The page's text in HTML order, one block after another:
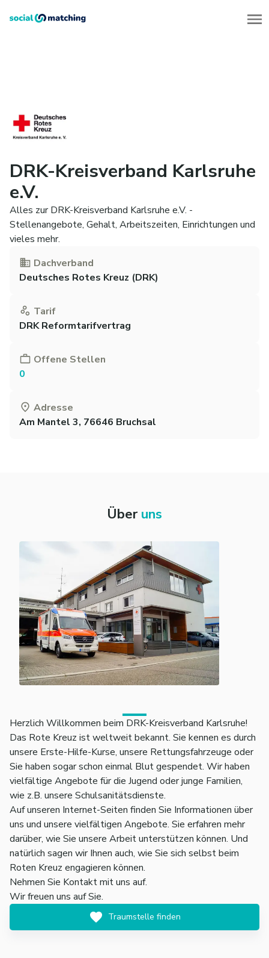
DRK-Kreisverband Karlsruhe
e.V.
Alles zur DRK-Kreisverband Karlsruhe e.V. -
Stellenangebote, Gehalt, Arbeitszeiten, Einrichtungen und
vieles mehr.
Dachverband
Deutsches Rotes Kreuz (DRK)
Tarif
DRK Reformtarifvertrag
Offene Stellen
0
Adresse
Am Mantel 3, 76646 Bruchsal
Über uns
Herzlich Willkommen beim DRK-Kreisverband Karlsruhe!
Das Rote Kreuz ist weltweit bekannt. Sie kennen es durch
unsere Erste-Hilfe-Kurse, unsere Rettungsfahrzeuge oder
Sie haben sogar schon einmal Blut gespendet. Wir haben
vielfältige Angebote für die Jugend oder junge Familien,
wie z.B. unsere Schulsanitätsdienste.
Auf unseren Internet-Seiten finden Sie Informationen über
uns und unsere vielfältigen Angebote. Sie erfahren mehr
darüber, wie Sie unsere Arbeit unterstützen können. Und
natürlich sagen wir Ihnen auch, wie Sie sich selbst beim
Roten Kreuz engagieren können.
Nehmen Sie Kontakt mit uns auf.
Wir freuen uns auf Sie.
Traumstelle finden